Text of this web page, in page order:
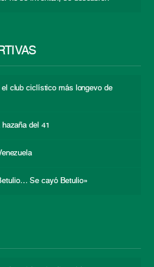
el club ciclístico más longevo de
del 41
Se cayó Betulio»